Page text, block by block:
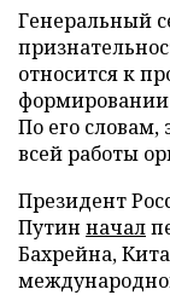
Генеральный
относится к
формировании
По его
всей работы
Президент
Путин начал
Бахрейна,